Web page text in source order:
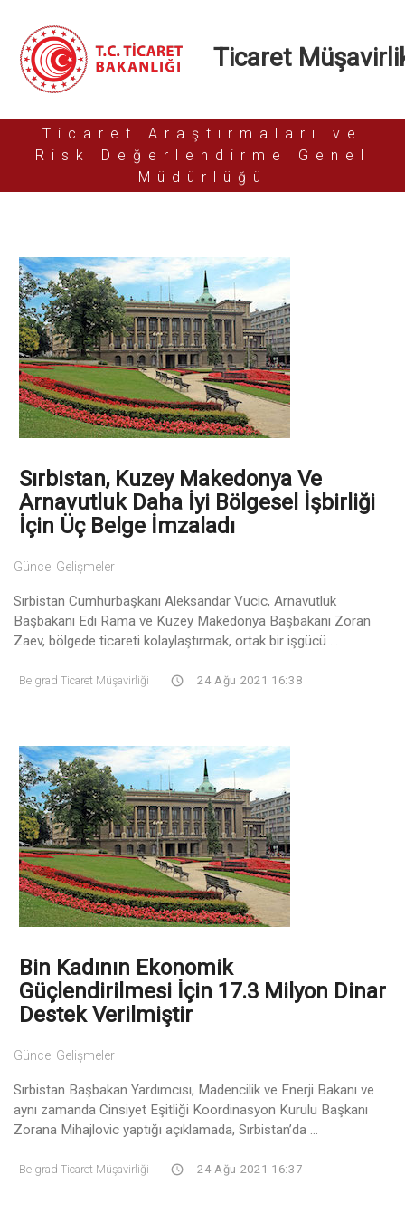
Ticaret
Ticaret Araştırmaları ve
Risk Değerlendirme Genel
Müdürlüğü
Sırbistan, Kuzey Makedonya Ve
Arnavutluk Daha İyi Bölgesel İşbirliği
İçin Üç Belge İmzaladı
Güncel Gelişmeler
Sırbistan Cumhurbaşkanı Aleksandar Vucic, Arnavutluk
Başbakanı Edi Rama ve Kuzey Makedonya Başbakanı Zoran
Zaev, bölgede ticareti kolaylaştırmak, ortak bir işgücü ...
Belgrad Ticaret Müşavirliği 24 Ağu 2021 16:38
Bin Kadının Ekonomik
Güçlendirilmesi İçin 17.3 Milyon Dinar
Destek Verilmiştir
Güncel Gelişmeler
Sırbistan Başbakan Yardımcısı, Madencilik ve Enerji Bakanı ve
aynı zamanda Cinsiyet Eşitliği Koordinasyon Kurulu Başkanı
Zorana Mihajlovic yaptığı açıklamada, Sırbistan’da ...
Belgrad Ticaret Müşavirliği 24 Ağu 2021 16:37